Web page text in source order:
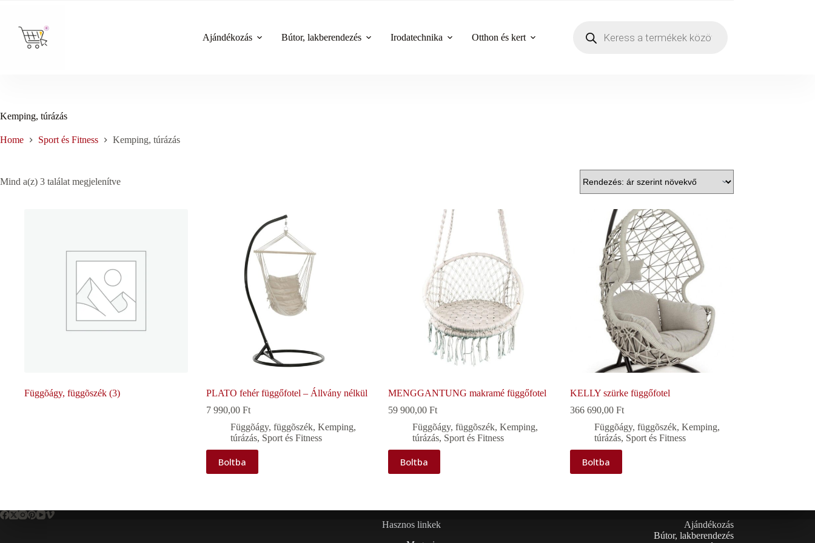
content
Ajándékozás
Bútor, lakberendezés Irodatechnika Otthon és kert
search
Kemping, túrázás
Home Sport és Fitness Kemping, túrázás
Mind a(z) 3 találat megjelenítveSorted
Függõágy, függõszék (3)
PLATO fehér függőfotel – Állvány nélkül
7 990,00 Ft
Függõágy, függõszék, Kemping,
túrázás, Sport és Fitness
Boltba
MENGGANTUNG makramé függőfotel
59 900,00 Ft
Függõágy, függõszék, Kemping,
túrázás, Sport és Fitness
Boltba
KELLY szürke függőfotel
366 690,00 Ft
Függõágy, függõszék, Kemping,
túrázás, Sport és Fitness
Boltba
Hasznos linkek
Ajándékozás
Bútor, lakberendezés